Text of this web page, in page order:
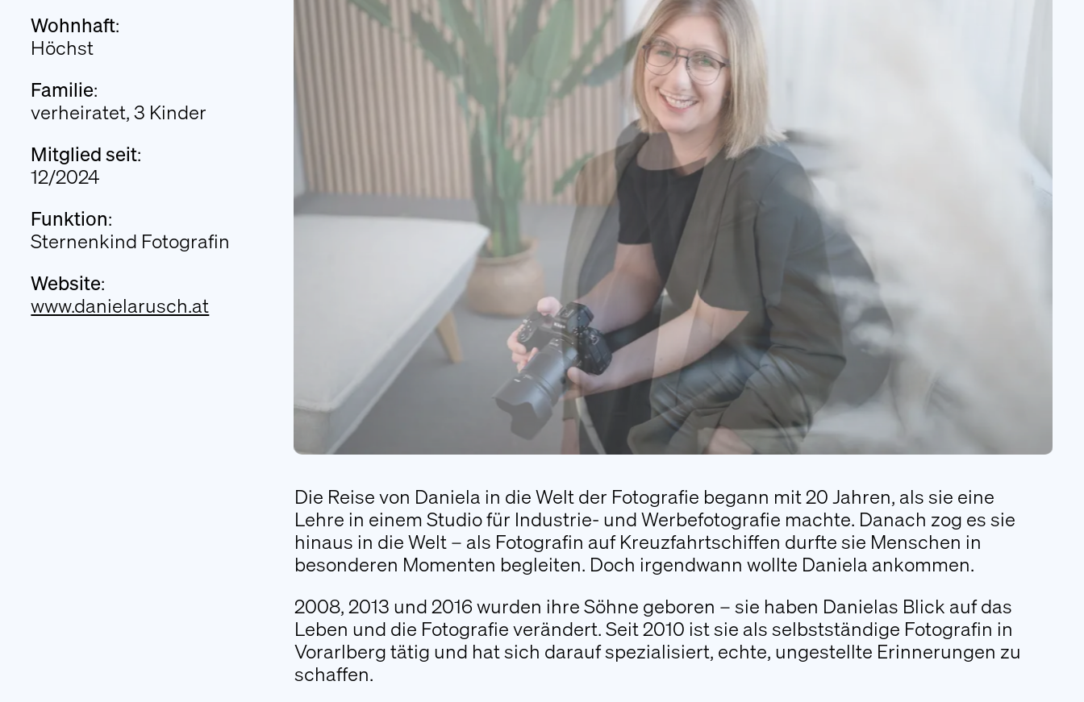
An Stern für a Sternle
Trauerwanderung
Literatur
Presseberichte
FAQ
An Stern für a Sternle
Trauerwanderung
Wir laden Eltern von Sternenkindern ein, in
der Natur Kraft zu schöpfen, dem Schmerz
Raum zu geben und ihrem Kind in liebevoller
Verbundenheit nahe zu sein.
Trauerwanderung
Mit unserem Newsletter halten wir Sie über
aktuelle News, Veranstaltungen und
Aktivitäten auf dem Laufenden.
Anmelden
Folgen Sie uns
Wohnhaft:
Höchst
Familie:
verheiratet, 3 Kinder
Mitglied seit:
12/2024
Funktion:
Sternenkind Fotografin
Website:
www.danielarusch.at
Die Reise von Daniela in die Welt der Fotografie begann mit 20 Jahren, als sie eine
Lehre in einem Studio für Industrie- und Werbefotografie machte. Danach zog es sie
hinaus in die Welt – als Fotografin auf Kreuzfahrtschiffen durfte sie Menschen in
besonderen Momenten begleiten. Doch irgendwann wollte Daniela ankommen.
2008, 2013 und 2016 wurden ihre Söhne geboren – sie haben Danielas Blick auf das
Leben und die Fotografie verändert. Seit 2010 ist sie als selbstständige Fotografin in
Vorarlberg tätig und hat sich darauf spezialisiert, echte, ungestellte Erinnerungen zu
schaffen.